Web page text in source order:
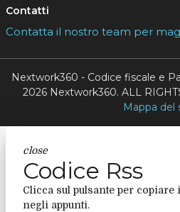
Contatti
Contatta il nostro team per
Nextwork360 - Codice fiscale e
2026 Nextwork360. ALL
Mappa del
close
Codice Rss
Clicca sul pulsante per copiare
negli appunti.